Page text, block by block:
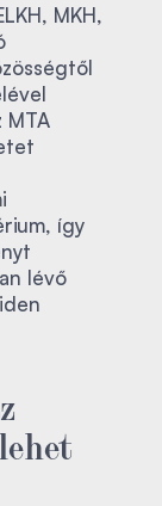
MKH,
MTA
így
lévő